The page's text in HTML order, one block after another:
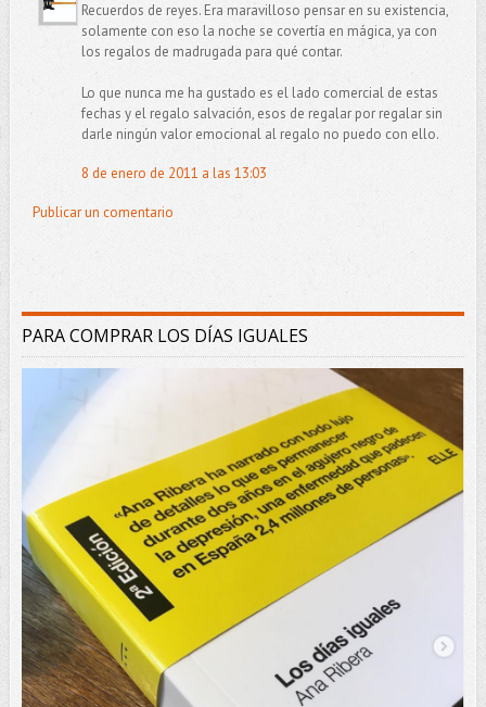
Recuerdos de reyes. Era maravilloso pensar en su existencia,
solamente con eso la noche se covertía en mágica, ya con
los regalos de madrugada para qué contar.
Lo que nunca me ha gustado es el lado comercial de estas
fechas y el regalo salvación, esos de regalar por regalar sin
darle ningún valor emocional al regalo no puedo con ello.
8 de enero de 2011 a las 13:03
Publicar un comentario
PARA COMPRAR LOS DÍAS IGUALES